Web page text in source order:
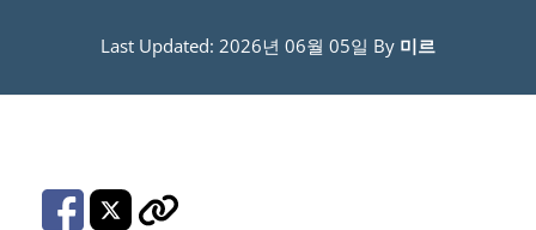
Last Updated: 2026년 06월 05일 By 미르